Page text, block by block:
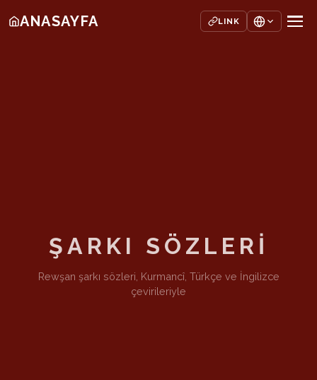
ANASAYFA LINK
ŞARKI SÖZLERİ
Rewşan şarkı sözleri, Kurmancî, Türkçe ve İngilizce
çevirileriyle